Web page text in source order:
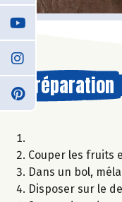
Préparation
Couper les fruits
Dans un bol,
Disposer sur le